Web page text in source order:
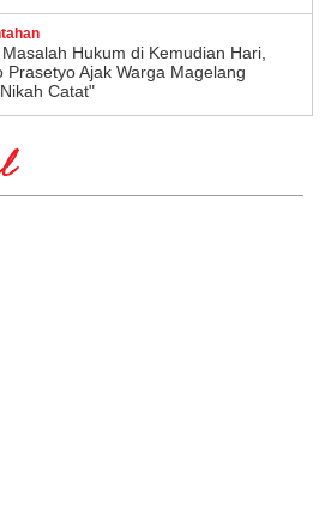
Hukum di Kemudian Hari,
Prasetyo Ajak Warga Magelang
Catat"